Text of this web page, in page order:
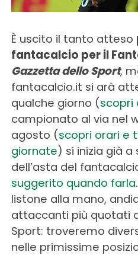
È uscito il tanto atteso
fantacalcio per il
Gazzetta dello Sport,
fantacalcio.it si arà
qualche giorno (scopri
campionato al via nel
agosto (scopri orari e
giornate) si inizia già
dell’asta del
suggerito quando farla
listone alla mano,
attaccanti più quotati
Sport: troveremo
nelle primissime